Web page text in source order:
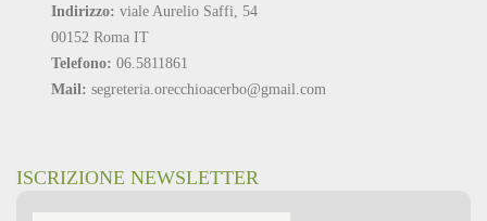
Indirizzo: viale Aurelio Saffi, 54
00152 Roma IT
Telefono: 06.5811861
Mail: segreteria.orecchioacerbo@gmail.com
ISCRIZIONE NEWSLETTER